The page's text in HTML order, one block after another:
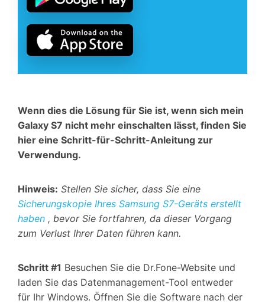
Wenn dies die Lösung für Sie ist, wenn sich mein
Galaxy S7 nicht mehr einschalten lässt, finden Sie
hier eine Schritt-für-Schritt-Anleitung zur
Verwendung.
Hinweis: Stellen Sie sicher, dass Sie eine
Sicherungskopie Ihres Samsung S7-Geräts erstellt
haben , bevor Sie fortfahren, da dieser Vorgang
zum Verlust Ihrer Daten führen kann.
Schritt #1 Besuchen Sie die Dr.Fone-Website und
laden Sie das Datenmanagement-Tool entweder
für Ihr Windows. Öffnen Sie die Software nach der